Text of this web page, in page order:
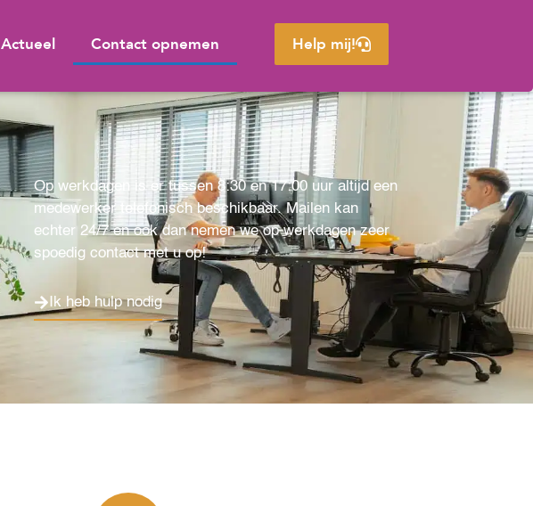
Actueel Contact opnemen Help mij!
Op werkdagen is er tussen 8:30 en 17:00 uur altijd een
medewerker telefonisch beschikbaar. Mailen kan
echter 24/7 en ook dan nemen we op werkdagen zeer
spoedig contact met u op!
Ik heb hulp nodig